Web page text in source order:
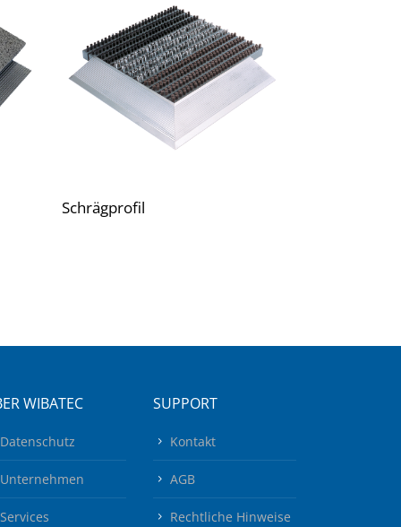
Schrägprofil
WIBATEC
Datenschutz
Unternehmen
Services
SUPPORT
Kontakt
AGB
Rechtliche Hinweise